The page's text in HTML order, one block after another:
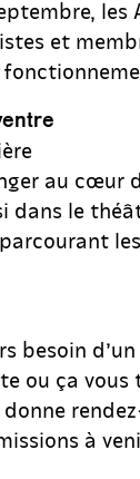
les
et
au cœur
dans le
besoin
ou ça
à